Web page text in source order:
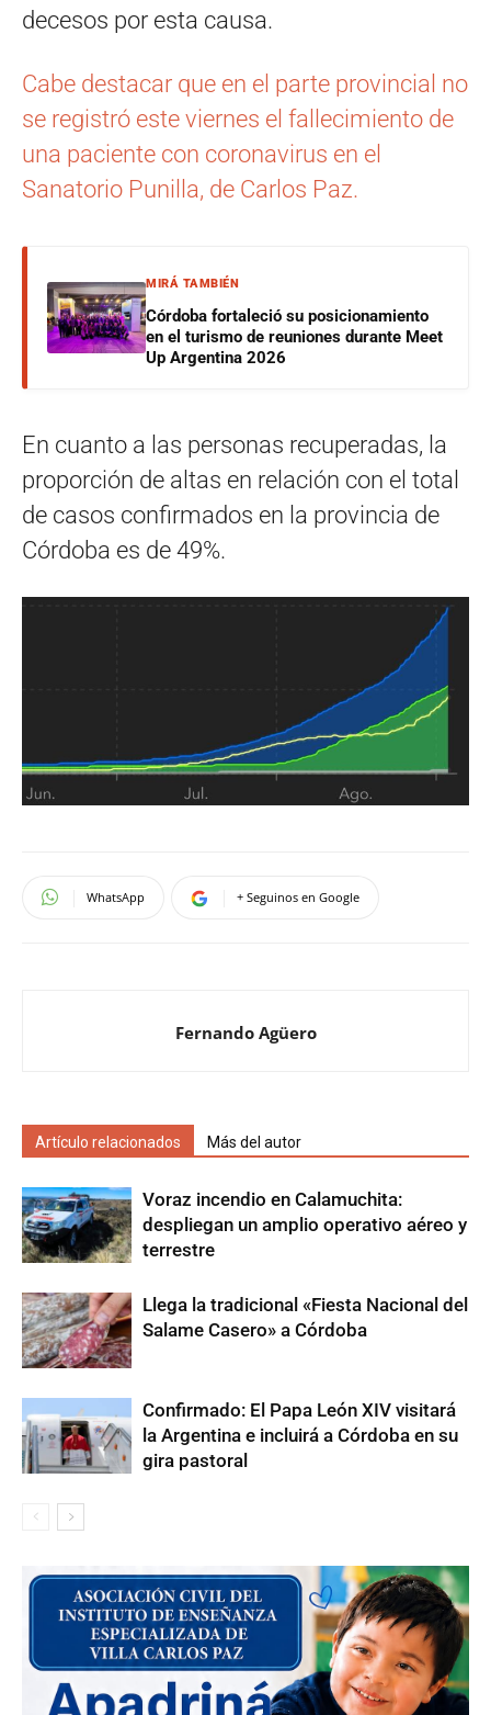
decesos por esta causa.
Cabe destacar que en el parte provincial no
se registró este viernes el fallecimiento de
una paciente con coronavirus en el
Sanatorio Punilla, de Carlos Paz.
MIRÁ TAMBIÉN
Córdoba fortaleció su posicionamiento
en el turismo de reuniones durante Meet
Up Argentina 2026
En cuanto a las personas recuperadas, la
proporción de altas en relación con el total
de casos confirmados en la provincia de
Córdoba es de 49%.
WhatsApp + Seguinos en Google
Fernando Agüero
Artículo relacionados Más del autor
Voraz incendio en Calamuchita:
despliegan un amplio operativo aéreo y
terrestre
Llega la tradicional «Fiesta Nacional del
Salame Casero» a Córdoba
Confirmado: El Papa León XIV visitará
la Argentina e incluirá a Córdoba en su
gira pastoral